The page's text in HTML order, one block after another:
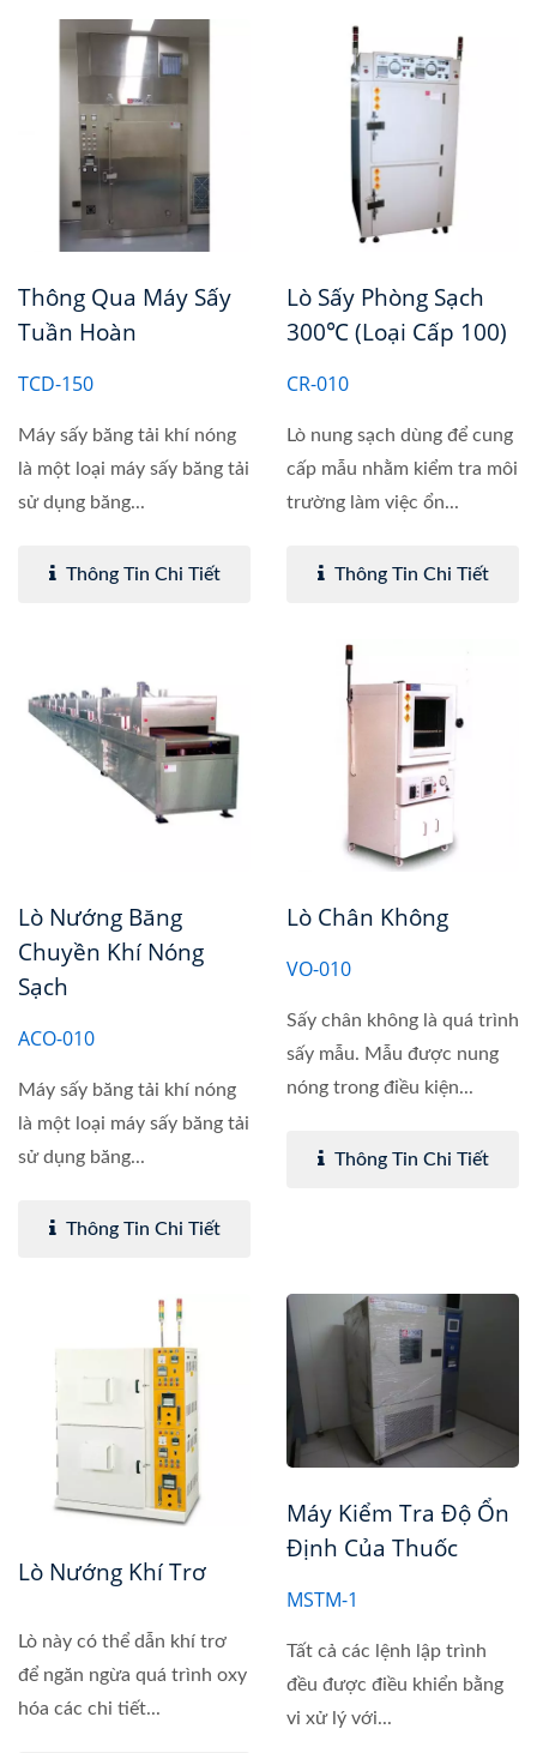
Thông Qua Máy Sấy
Tuần Hoàn
TCD-150
Máy sấy băng tải khí nóng
là một loại máy sấy băng tải
sử dụng băng...
Thông Tin Chi Tiết
Lò Sấy Phòng Sạch
300℃ (Loại Cấp 100)
CR-010
Lò nung sạch dùng để cung
cấp mẫu nhằm kiểm tra môi
trường làm việc ổn...
Thông Tin Chi Tiết
Lò Nướng Băng
Chuyền Khí Nóng
Sạch
ACO-010
Máy sấy băng tải khí nóng
là một loại máy sấy băng tải
sử dụng băng...
Thông Tin Chi Tiết
Lò Chân Không
VO-010
Sấy chân không là quá trình
sấy mẫu. Mẫu được nung
nóng trong điều kiện...
Thông Tin Chi Tiết
Lò Nướng Khí Trơ
Lò này có thể dẫn khí trơ
để ngăn ngừa quá trình oxy
hóa các chi tiết...
Máy Kiểm Tra Độ Ổn
Định Của Thuốc
MSTM-1
Tất cả các lệnh lập trình
đều được điều khiển bằng
vi xử lý với...